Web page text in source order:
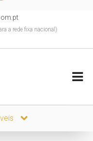
a rede fixa nacional)